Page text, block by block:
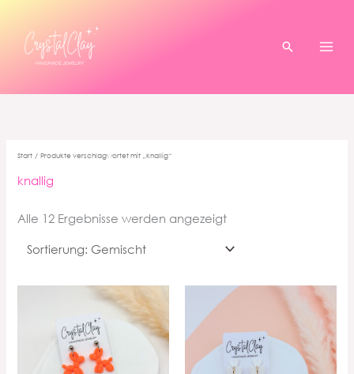
springen
Suchen
Start / Produkte verschlagwortet mit „knallig“
knallig
Alle 12 Ergebnisse werden angezeigt